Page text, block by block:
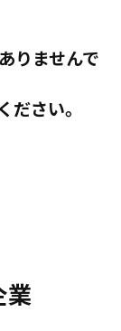
りませんで
さい。